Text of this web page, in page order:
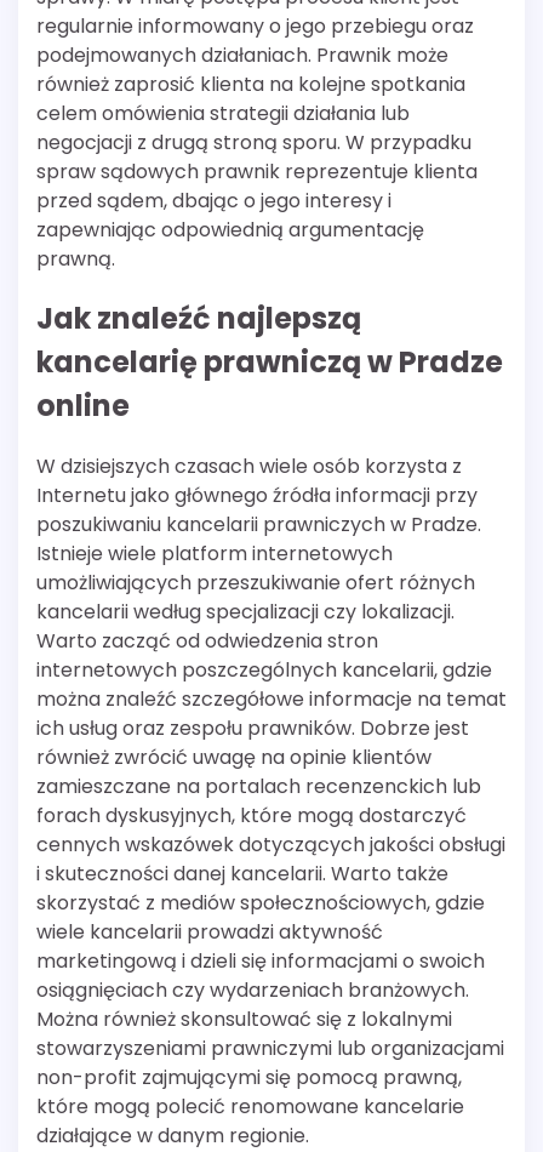
regularnie informowany o jego przebiegu oraz
podejmowanych działaniach. Prawnik może
również zaprosić klienta na kolejne spotkania
celem omówienia strategii działania lub
negocjacji z drugą stroną sporu. W przypadku
spraw sądowych prawnik reprezentuje klienta
przed sądem, dbając o jego interesy i
zapewniając odpowiednią argumentację
prawną.
Jak znaleźć najlepszą
kancelarię prawniczą w Pradze
online
W dzisiejszych czasach wiele osób korzysta z
Internetu jako głównego źródła informacji przy
poszukiwaniu kancelarii prawniczych w Pradze.
Istnieje wiele platform internetowych
umożliwiających przeszukiwanie ofert różnych
kancelarii według specjalizacji czy lokalizacji.
Warto zacząć od odwiedzenia stron
internetowych poszczególnych kancelarii, gdzie
można znaleźć szczegółowe informacje na temat
ich usług oraz zespołu prawników. Dobrze jest
również zwrócić uwagę na opinie klientów
zamieszczane na portalach recenzenckich lub
forach dyskusyjnych, które mogą dostarczyć
cennych wskazówek dotyczących jakości obsługi
i skuteczności danej kancelarii. Warto także
skorzystać z mediów społecznościowych, gdzie
wiele kancelarii prowadzi aktywność
marketingową i dzieli się informacjami o swoich
osiągnięciach czy wydarzeniach branżowych.
Można również skonsultować się z lokalnymi
stowarzyszeniami prawniczymi lub organizacjami
non-profit zajmującymi się pomocą prawną,
które mogą polecić renomowane kancelarie
działające w danym regionie.